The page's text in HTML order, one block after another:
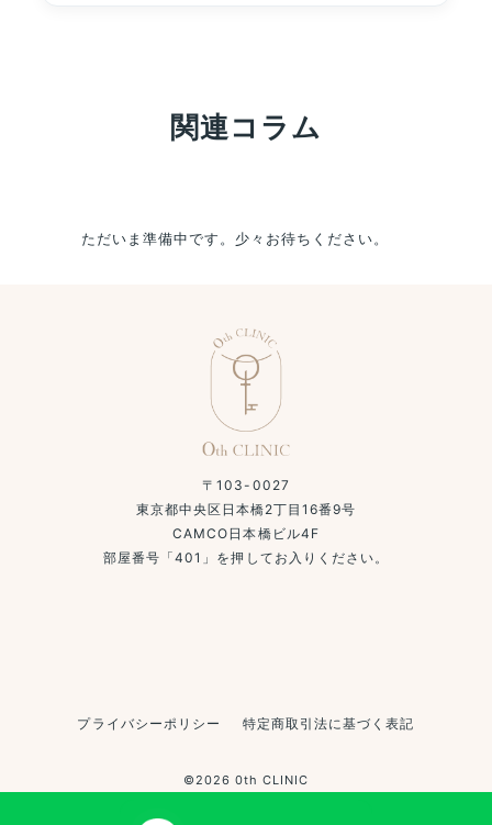
関連コラム
ただいま準備中です。少々お待ちください。
〒103-0027
東京都中央区日本橋2丁目16番9号
CAMCO日本橋ビル4F
部屋番号「401」を押してお入りください。
プライバシーポリシー 特定商取引法に基づく表記
©2026 0th CLINIC